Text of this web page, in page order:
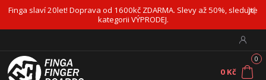
Finga slaví 20let! Doprava od 1600kč ZDARMA. Slevy až 50%, sledujte
kategorii VÝPRODEJ.
0
0 Kč